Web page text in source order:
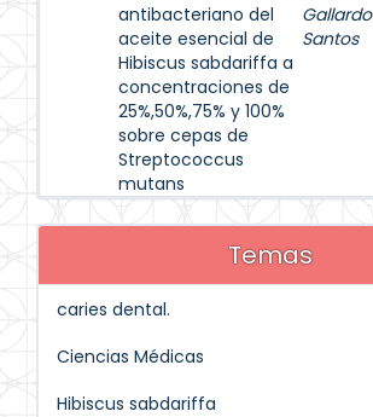
antibacteriano del
aceite esencial de
Hibiscus sabdariffa a
concentraciones de
25%,50%,75% y 100%
sobre cepas de
Streptococcus
mutans
Gallardo
Santos
Temas
caries dental.
Ciencias Médicas
Hibiscus sabdariffa